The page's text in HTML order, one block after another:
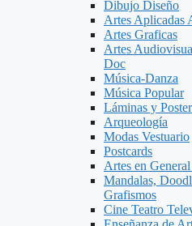
Dibujo Diseño
Artes Aplicadas
Artes Graficas
Artes
Doc
Música-Danza
Música Popular
Láminas y
Arqueología
Modas Vestuario
Postcards
Artes en
Mandalas,
Grafismos
Cine Teatro